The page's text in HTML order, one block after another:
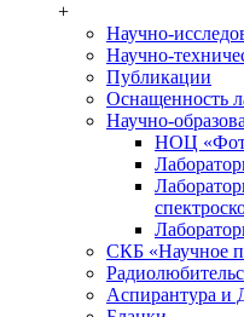
+
Научно-
Научно-
Публикации
Оснащенность
Научно-
НОЦ
СКБ «Научное
Аспирантура и